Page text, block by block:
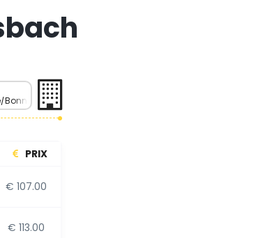
Bonn
PRIX
€ 107.00
€ 113.00